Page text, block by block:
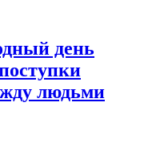
день
людьми